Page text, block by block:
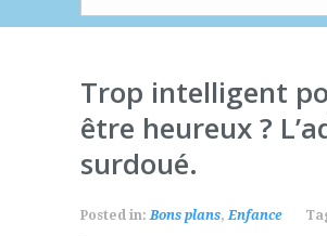
Trop intelligent
être heureux ?
surdoué.
Posted in:Bons plans,Enfance